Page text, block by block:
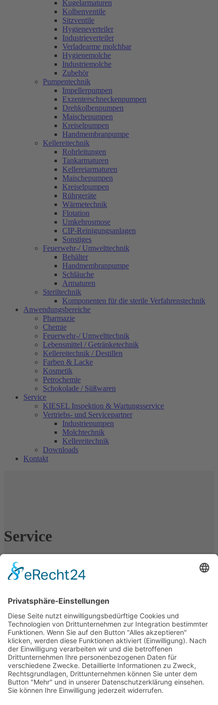
Kugelarmaturen
Kolbenventile
Sitzventile
Hygieneverteiler
Industrieverteiler
Verladearme molchbar
Hygienemolche
Industriemolche
Zubehör
Pumpentechnik
Impellerpumpen
Exzenterschneckenpumpen
Drehkolbenpumpen
Maischepumpen
Kreiselpumpen
Handmembranpumpe
Kellereitechnik
Rohrleitungen
Tankarmaturen
Kellereiarmaturen
Maischepumpen
Kreiselpumpen
Rührgeräte
Wärmetechnik
Flotation
Umkehrosmose
CIP-Reinigungsanlagen
Sonstiges
Feuerwehr-/ Umwelttechnik
Behälter
Handmembranpumpe
Schläuche
Armaturen
Steriltechnik
Komponenten für die sterile Verfahrenstechnik
Anwendungsbereiche
Pharmazie
Chemie
Feuerwehr-/ Umwelttechnik
Lebensmittel / Getränketechnik
Kellereitechnik / Destillen
Farben & Lacke
Kosmetik
Petrochemie
Schokolade / Süßwaren
Service
KIESEL Inspektion & Wartungsservice
Vertriebs- und Servicepartner
Industriepumpen
Molchtechnik
Kellereitechnik
Downloads
Kontakt
Service
Home
Die G.A. KIESEL GmbH ist ein weltweit tätiges, mittelständisches
Wir sind spezialisiert auf Exzenterschneckenpumpen und
Impellerpumpen für die Industrie- und Kellereitechnik, sowie
Molchsysteme.
Kontakt
G.A. KIESEL GmbH
Wannenäckerstr. 20
74078 Heilbronn